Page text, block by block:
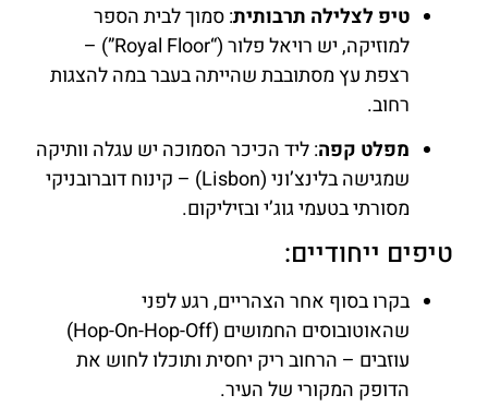
טיפ לצלילה תרבותית: סמוך לבית הספר
למוזיקה, יש רויאל פלור (“Royal Floor”) –
רצפת עץ מסתובבת שהייתה בעבר במה להצגות
רחוב.
מפלט קפה: ליד הכיכר הסמוכה יש עגלה וותיקה
שמגישה בלינצ’וני (Lisbon) – קינוח דוברובניקי
מסורתי בטעמי גוג’י ובזיליקום.
טיפים ייחודיים:
בקרו בסוף אחר הצהריים, רגע לפני
שהאוטובוסים החמושים (Hop-On-Hop-Off)
עוזבים – הרחוב ריק יחסית ותוכלו לחוש את
הדופק המקורי של העיר.